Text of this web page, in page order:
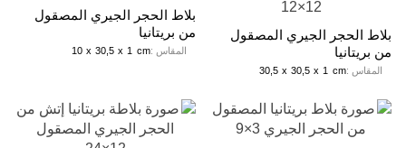
بلاط الحجر الجيري المصقول
من بريتانيا
المقاس : 30,5 x 30,5 x 1 cm
بلاط الحجر الجيري المصقول
من بريتانيا
المقاس : 10 x 30,5 x 1 cm